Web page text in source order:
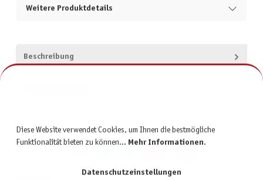
Weitere Produktdetails
Beschreibung
Diese Website verwendet Cookies, um Ihnen die bestmögliche
Funktionalität bieten zu können... Mehr Informationen.
Datenschutzeinstellungen